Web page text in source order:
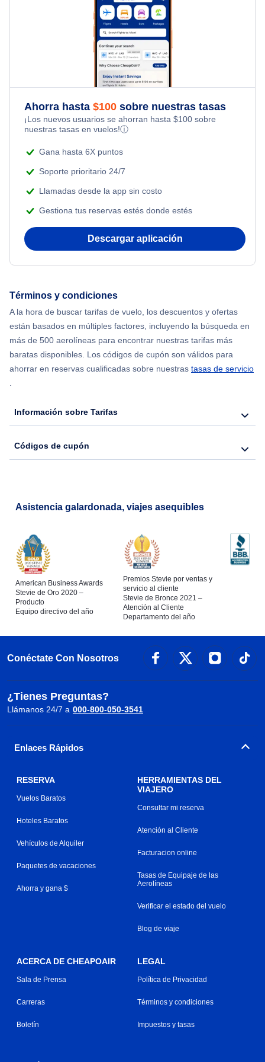
Flights from Toronto to Shanghai
Flights from Nueva York to Singapur
Flights from Nueva York to Tel Aviv
Flights from Nueva York to Estanbul
Flights from Nueva York to Atenas
Flights from Shanghai to Nueva York
Flights from Delhi to Nueva York
Flights from Nueva York to Barcelona
Flights from Londres to Bangkok
Kid Friendly Vacations
Honeymoon Vacations
Romantic Vacations
Adventure Vacations
Hong Kong Paquetes de vacaciones
Ahorra hasta $100 sobre nuestras tasas
¡Los nuevos usuarios se ahorran hasta $100 sobre
nuestras tasas en vuelos!ⓘ
Gana hasta 6X puntos
Soporte prioritario 24/7
Llamadas desde la app sin costo
Gestiona tus reservas estés donde estés
Descargar aplicación
Términos y condiciones
A la hora de buscar tarifas de vuelo, los descuentos y ofertas
están basados en múltiples factores, incluyendo la búsqueda en
más de 500 aerolíneas para encontrar nuestras tarifas más
baratas disponibles. Los códigos de cupón son válidos para
ahorrar en reservas cualificadas sobre nuestras tasas de servicio
.
Información sobre Tarifas
Códigos de cupón
Asistencia galardonada, viajes asequibles
American Business Awards
Stevie de Oro 2020 –
Producto
Equipo directivo del año
Premios Stevie por ventas y
servicio al cliente
Stevie de Bronce 2021 –
Atención al Cliente
Departamento del año
Conéctate Con Nosotros
¿Tienes Preguntas?
Llámanos 24/7 a 000-800-050-3541
Enlaces Rápidos
RESERVA
Vuelos Baratos
Hoteles Baratos
Vehículos de Alquiler
Paquetes de vacaciones
Ahorra y gana $
HERRAMIENTAS DEL
VIAJERO
Consultar mi reserva
Atención al Cliente
Facturacion online
Tasas de Equipaje de las
Aerolíneas
Verificar el estado del vuelo
Blog de viaje
ACERCA DE CHEAPOAIR
Sala de Prensa
Carreras
Boletín
LEGAL
Política de Privacidad
Términos y condiciones
Impuestos y tasas